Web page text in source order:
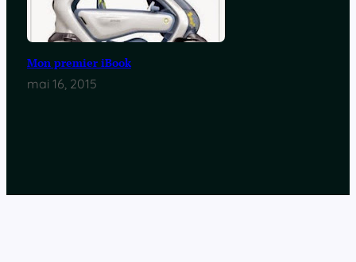
Mon premier iBook
mai 16, 2015